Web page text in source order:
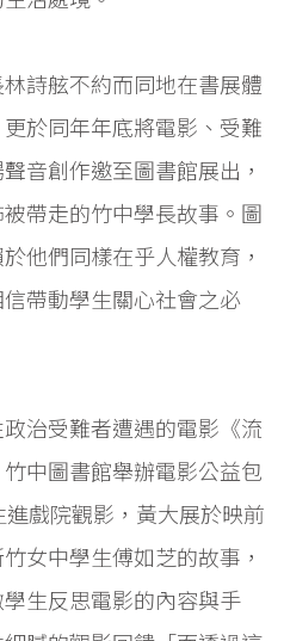
詩舷不約而同地在書展體
於同年年底將電影、受難
音創作邀至圖書館展出，
帶走的竹中學長故事。圖
他們同樣在乎人權教育，
帶動學生關心社會之必
治受難者遭遇的電影《流
中圖書館舉辦電影公益包
戲院觀影，黃大展於映前
女中學生傅如芝的故事，
生反思電影的內容與手